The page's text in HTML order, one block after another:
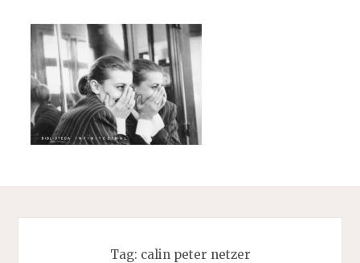
Tag: calin peter netzer